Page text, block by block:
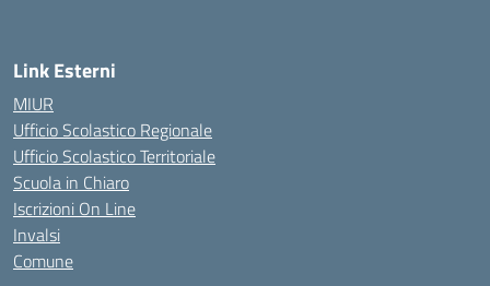
Link Esterni
MIUR
Ufficio Scolastico Regionale
Ufficio Scolastico Territoriale
Scuola in Chiaro
Iscrizioni On Line
Invalsi
Comune